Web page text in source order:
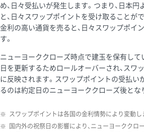
め、日々受払いが発生します。つまり、日本
と、日々スワップポイントを受け取ることが
金利の高い通貨を売ると、日々スワップポイ
す。
ニューヨーククローズ時点で建玉を保有して
日を更新するためロールオーバーされ、スワ
に反映されます。スワップポイントの受払い
るのは約定日のニューヨーククローズ後とな
※ スワップポイントは各国の金利情勢により変動し
※
国内外の祝祭日の影響により、ニューヨーククロ